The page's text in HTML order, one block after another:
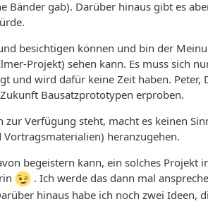
gab). Darüber hinaus gibt es
besichtigen können und bin der
Projekt) sehen kann. Es muss sich
und wird dafür keine Zeit haben. Peter,
Bausatzprototypen erproben.
Verfügung steht, macht es keinen
heranzugehen.
begeistern kann, ein solches Projekt
. Ich werde das dann mal
hinaus habe ich noch zwei Ideen,